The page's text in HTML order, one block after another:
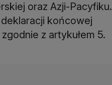
oraz Azji-Pacyfiku.
końcowej
z artykułem 5.